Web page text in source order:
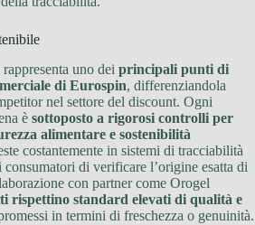
uno dei principali punti di
di Eurospin, differenziandola
nel settore del discount. Ogni
è sottoposto a rigorosi controlli per
alimentare e sostenibilità
costantemente in sistemi di tracciabilità
di verificare l’origine esatta di
con partner come Orogel
rispettino standard elevati di qualità e
in termini di freschezza o genuinità.